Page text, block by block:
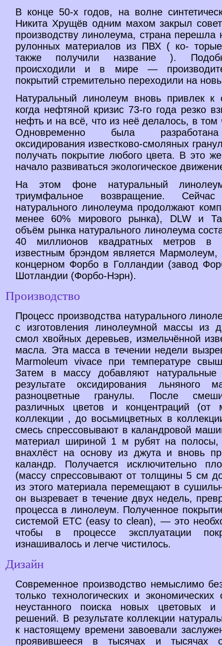
В конце 50-х годов, на волне
Никита Хрущёв одним махом закрыл
производству линолеума, cтрана перешла
рулонных материалов из ПВХ ( ко-
также получили название ).
происходили и в мире —
покрытий стремительно переходили на
Натуральный линолеум вновь привлек к
когда нефтяной кризис 73-го года резко
нефть и на всё, что из неё делалось, в
Одновременно была
оксидирования известково-смоляных
получать покрытие любого цвета. В это
начало развиваться экологическое
На этом фоне натуральный
триумфальное возвращение. Сейчас
натурального линолеума продолжают
менее 60% мирового рынка), DLW и
объём рынка натурального линолеума
40 миллионов квадратных метров в
известным брэндом является Мармолеум,
концерном Форбо в Голландии (завод
Шотландии (Форбо-Нэрн).
Производство
Процесс производства натурального
с изготовления линолеумной массы из
смол хвойных деревьев, измельчённой
масла. Эта масса в течении недели
Marmoleum vivace при температуре
Затем в массу добавляют
результате оксидирования льняного
разноцветные гранулы. После
различных цветов и концентраций (от
коллекции , до восьмицветных в
смесь спрессовывают в каландровой
материал шириной 1 м рубят на полосы,
внахлёст на основу из джута и вновь
каландр. Получается исключительно
(массу спрессовывают от толщины 5 см
из этого материала перемещают в
он вызревает в течение двух недель,
процесса в линолеум. Полученное
системой ЕТС (easy to clean), — это
чтобы в процессе эксплуатации
изнашивалось и легче чистилось.
Дизайн
Современное производство немыслимо
только технологических и экономических
неустанного поиска новых цветовых и
решений. В результате коллекции
к настоящему времени завоевали
проявившееся в тысячах и тысячах